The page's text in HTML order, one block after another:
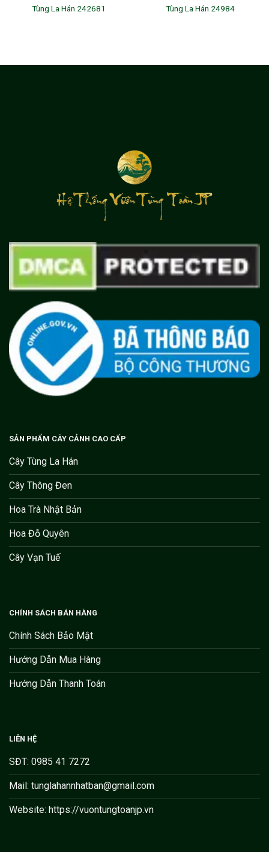
Tùng La Hán 242681 Tùng La Hán 24984
SẢN PHẨM CÂY CẢNH CAO CẤP
Cây Tùng La Hán
Cây Thông Đen
Hoa Trà Nhật Bản
Hoa Đỗ Quyên
Cây Vạn Tuế
CHÍNH SÁCH BÁN HÀNG
Chính Sách Bảo Mật
Hướng Dẫn Mua Hàng
Hướng Dẫn Thanh Toán
LIÊN HỆ
SĐT: 0985 41 7272
Mail: tunglahannhatban@gmail.com
Website: https://vuontungtoanjp.vn